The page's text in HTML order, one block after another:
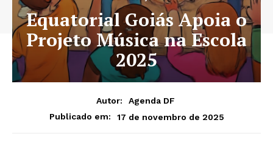
Equatorial Goiás Apoia o
Projeto Música na Escola
2025
Autor:
Agenda DF
Publicado em:
17 de novembro de 2025